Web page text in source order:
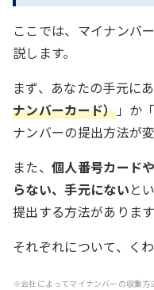
ここでは、マイナンバ
説します。
まず、あなたの手元に
ナンバーカード）」か「
ナンバーの提出方法が変
また、 個人番号カード
らない、手元にないと
提出する方法があります
それぞれについて、く
※会社によってマイナンバーの収集方